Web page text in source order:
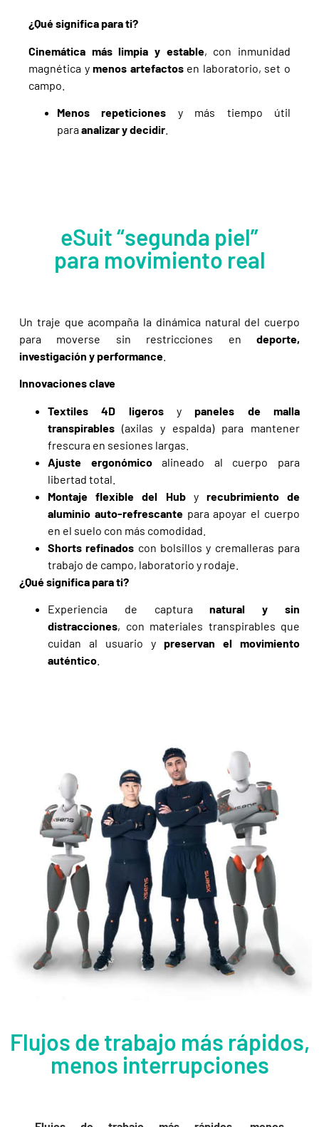
¿Qué significa para ti?
Cinemática más limpia y estable, con inmunidad
magnética ymenos artefactosen laboratorio, set o
campo.
Menos repeticiones y más tiempo útil
paraanalizar y decidir
eSuit “segunda piel”
para movimiento real
Un traje que acompaña la dinámica natural del cuerpo
para moverse sin restricciones en deporte,
investigación y performance
Innovaciones clave
Textiles 4D ligerosypaneles de malla
transpirables (axilas y espalda) para mantener
frescura en sesiones largas.
Ajuste ergonómicoalineado al cuerpo para
libertad total.
Montaje flexible del Huby recubrimiento de
aluminio auto-refrescantepara apoyar el cuerpo
en el suelo con más comodidad.
Shorts refinados con bolsillos y cremalleras para
trabajo de campo, laboratorio y rodaje.
¿Qué significa para ti?
Experiencia de capturanatural y sin
distracciones, con materiales transpirables que
cuidan al usuario y preservan el movimiento
auténtico
Flujos de trabajo más rápidos,
menos interrupciones